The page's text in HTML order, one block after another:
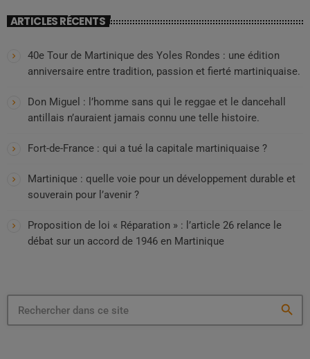
ARTICLES RÉCENTS
40e Tour de Martinique des Yoles Rondes : une édition
anniversaire entre tradition, passion et fierté martiniquaise.
Don Miguel : l’homme sans qui le reggae et le dancehall
antillais n’auraient jamais connu une telle histoire.
Fort-de-France : qui a tué la capitale martiniquaise ?
Martinique : quelle voie pour un développement durable et
souverain pour l’avenir ?
Proposition de loi « Réparation » : l’article 26 relance le
débat sur un accord de 1946 en Martinique
search